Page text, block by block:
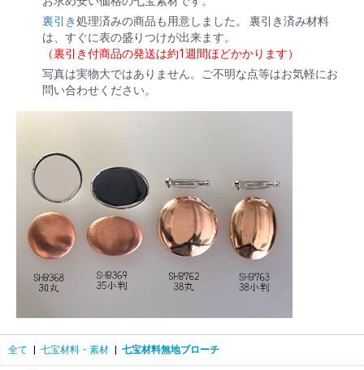
裏引き処理済みの商品も用意しました。 裏引き済み材料
は、すぐに表の盛りつけが出来ます。
（裏引き付商品の発送は約1週間ほどかかります）
写真は実物大ではありません。ご不明な点等はお気軽にお
問い合わせください。
全て 七宝材料・素材 七宝材料無地ブローチ